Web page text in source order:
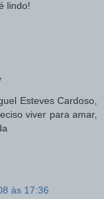
lindo!
Esteves Cardoso,
viver para amar,
às 17:36